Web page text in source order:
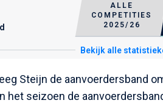
ALLE
COMPETITIES
2025/26
Bekijk alle
Steijn de aanvoerdersband
het seizoen de